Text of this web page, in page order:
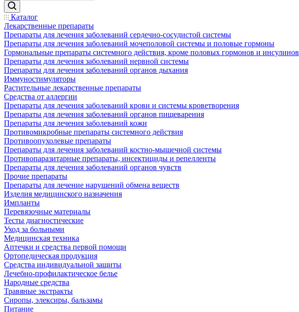
Каталог
Лекарственные препараты
Препараты для лечения заболеваний сердечно-сосудистой системы
Препараты для лечения заболеваний мочеполовой системы и половые гормоны
Гормональные препараты системного действия, кроме половых гормонов и инсулинов
Препараты для лечения заболеваний нервной системы
Препараты для лечения заболеваний органов дыхания
Иммуностимуляторы
Растительные лекарственные препараты
Средства от аллергии
Препараты для лечения заболеваний крови и системы кроветворения
Препараты для лечения заболеваний органов пищеварения
Препараты для лечения заболеваний кожи
Противомикробные препараты системного действия
Противоопухолевые препараты
Препараты для лечения заболеваний костно-мышечной системы
Противопаразитарные препараты, инсектициды и репелленты
Препараты для лечения заболеваний органов чувств
Прочие препараты
Препараты для лечение нарушений обмена веществ
Изделия медицинского назначения
Импланты
Перевязочные материалы
Тесты диагностические
Уход за больными
Медицинская техника
Аптечки и средства первой помощи
Ортопедическая продукция
Средства индивидуальной защиты
Лечебно-профилактическое белье
Народные средства
Травяные экстракты
Сиропы, элексиры, бальзамы
Питание